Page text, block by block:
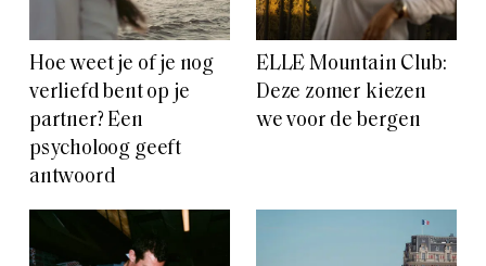
Hoe weet je of je nog
verliefd bent op je
partner? Een
psycholoog geeft
antwoord
ELLE Mountain Club:
Deze zomer kiezen
we voor de bergen